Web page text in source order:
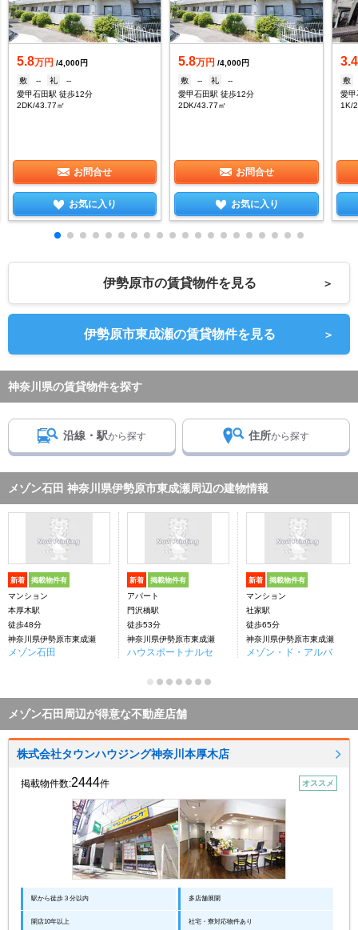
5.8万円 /4,000円
敷
-- 礼
--
愛甲石田駅 徒歩12分
2DK/43.77㎡
お問合せ
お気に入り
5.8万円 /4,000円
敷
-- 礼
--
愛甲石田駅 徒歩12分
2DK/43.77㎡
お問合せ
お気に入り
3.4
敷
愛
1K/
伊勢原市の賃貸物件を見る ＞
伊勢原市東成瀬の賃貸物件を見る ＞
神奈川県の賃貸物件を探す
沿線・駅から探す 住所から探す
メゾン石田 神奈川県伊勢原市東成瀬周辺の建物情報
新着 掲載物件有
マンション
本厚木駅
徒歩48分
神奈川県伊勢原市東成瀬
メゾン石田
新着 掲載物件有
アパート
門沢橋駅
徒歩53分
神奈川県伊勢原市東成瀬
ハウスポートナルセ
新着 掲載物件有
マンション
社家駅
徒歩65分
神奈川県伊勢原市東成瀬
メゾン・ド・アルバ
メゾン石田周辺が得意な不動産店舗
株式会社タウンハウジング神奈川本厚木店
掲載物件数:2444件 オススメ
駅から徒歩３分以内 多店舗展開
開店10年以上 社宅・寮対応物件あり